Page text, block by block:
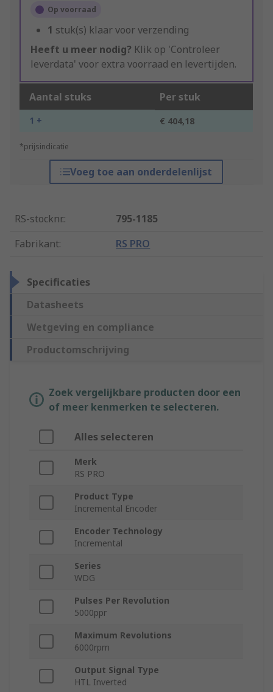
Op voorraad
1 stuk(s) klaar voor verzending
Heeft u meer nodig? Klik op 'Controleer
leverdata' voor extra voorraad en levertijden.
Aantal stuks Per stuk
1 + € 404,18
*prijsindicatie
Voeg toe aan onderdelenlijst
RS-stocknr.:
795-1185
Fabrikant: RS PRO
Specificaties
Datasheets
Wetgeving en compliance
Productomschrijving
Zoek vergelijkbare producten door een
of meer kenmerken te selecteren.
Alles selecteren
Merk
RS PRO
Product Type
Incremental Encoder
Encoder Technology
Incremental
Series
WDG
Pulses Per Revolution
5000ppr
Maximum Revolutions
6000rpm
Output Signal Type
HTL Inverted